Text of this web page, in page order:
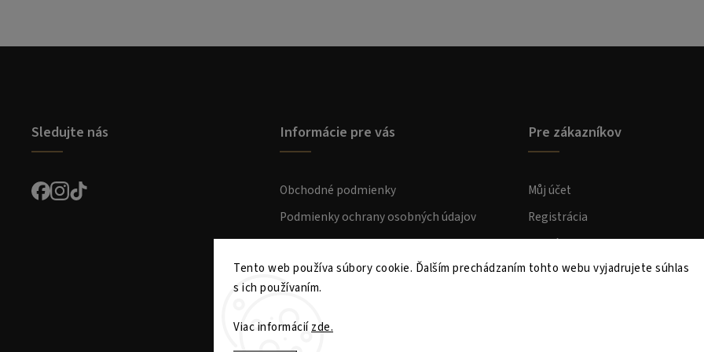
Tento web používa súbory cookie. Ďalším prechádzaním tohto webu vyjadrujete súhlas
s ich používaním.
Viac informáciízde.
Sledujte nás Informácie pre vás
Obchodné podmienky
Podmienky ochrany osobných údajov
Preprava a platba
Kontakt
Pre zákazníkov
Můj účet
Registrácia
Prihlásenie